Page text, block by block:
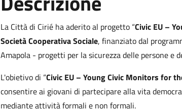
La Città di Cirié ha aderito al progetto “Civic EU –
Società Cooperativa Sociale, finanziato dal
Amapola - progetti per la sicurezza delle persone e
L'obietivo di “Civic EU – Young Civic Monitors for
consentire ai giovani di partecipare alla vita
mediante attività formali e non formali.